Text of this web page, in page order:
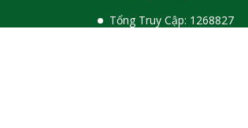
Tổng Truy Cập: 1 268827